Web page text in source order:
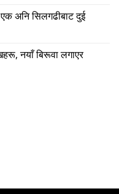
अनि सिलगढीबाट दुई
नयाँ बिरूवा लगाएर